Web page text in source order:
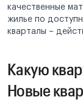
качественные
жилье по
кварталы –
Какую
Новые